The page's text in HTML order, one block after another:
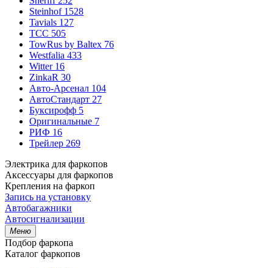
Steinhof 1528
Tavials 127
TCC 505
TowRus by Baltex 76
Westfalia 433
Witter 16
ZinkaR 30
Авто-Арсенал 104
АвтоСтандарт 27
Буксирофф 5
Оригинальные 7
РИФ 16
Трейлер 269
Электрика для фаркопов
Аксессуары для фаркопов
Крепления на фаркоп
Запись на установку
Автобагажники
Автосигнализации
Меню
Подбор фаркопа
Каталог фаркопов